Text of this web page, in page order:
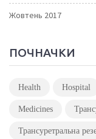
Жовтень 2017
ПОЧНАЧКИ
Health Hospital
Medicines
Трансуретральна